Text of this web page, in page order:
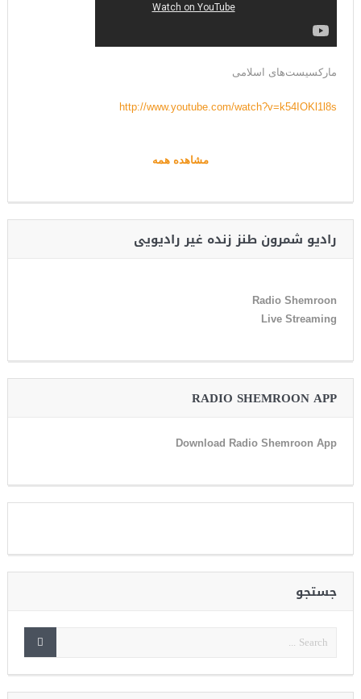
مارکسیست‌های اسلامی
http://www.youtube.com/watch?v=k54IOKl1l8s
مشاهده همه
رادیو شمرون طنز زنده غیر رادیویی
Radio Shemroon
Live Streaming
RADIO SHEMROON APP
Download Radio Shemroon App
جستجو